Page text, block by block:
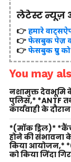
लेटेस्ट न्यूज़
👉हमारे
👉फेसबुक पेज़
👉फेसबुक ग्रुप
You may
नशामुक्त देवभूमि
पुलिस,* *ANTF
कार्यवाही के
*(मॉक ड्रिल)*
होने की संभावना
किया आयोजन,*
को किया जिंदा